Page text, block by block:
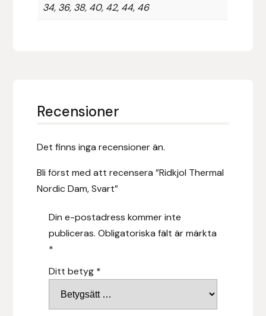
34, 36, 38, 40, 42, 44, 46
Recensioner
Det finns inga recensioner än.
Bli först med att recensera ”Ridkjol Thermal
Nordic Dam, Svart”
Din e-postadress kommer inte
publiceras. Obligatoriska fält är märkta
*
Ditt betyg *
Sivart Bokförlag
Stina Helmersson Bokförlag
Tear-Aid
Tidningen Ridsport Island